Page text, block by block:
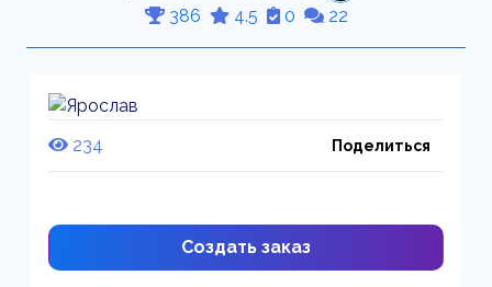
386 4.5 0 22
234 Поделиться
Создать заказ